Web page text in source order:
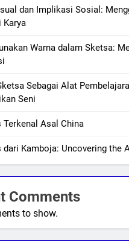
dan Implikasi Sosial:
Karya
Warna dalam Sketsa:
Sebagai Alat
Seni
Terkenal Asal China
dari Kamboja: Uncovering the
Comments
to show.